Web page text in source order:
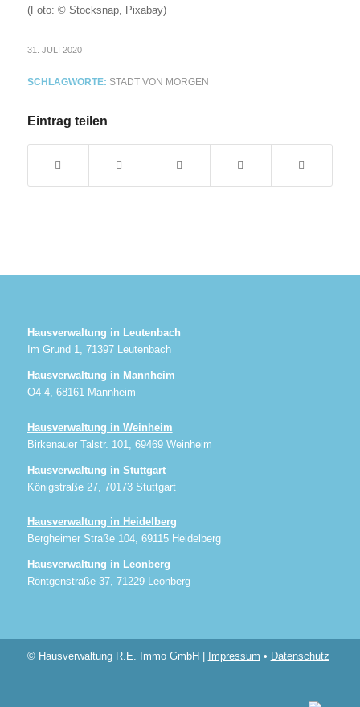
(Foto: © Stocksnap, Pixabay)
31. JULI 2020
SCHLAGWORTE: STADT VON MORGEN
Eintrag teilen
Hausverwaltung in Leutenbach
Im Grund 1, 71397 Leutenbach
Hausverwaltung in Mannheim
O4 4, 68161 Mannheim
Hausverwaltung in Weinheim
Birkenauer Talstr. 101, 69469 Weinheim
Hausverwaltung in Stuttgart
Königstraße 27, 70173 Stuttgart
Hausverwaltung in Heidelberg
Bergheimer Straße 104, 69115 Heidelberg
Hausverwaltung in Leonberg
Röntgenstraße 37, 71229 Leonberg
© Hausverwaltung R.E. Immo GmbH | Impressum • Datenschutz